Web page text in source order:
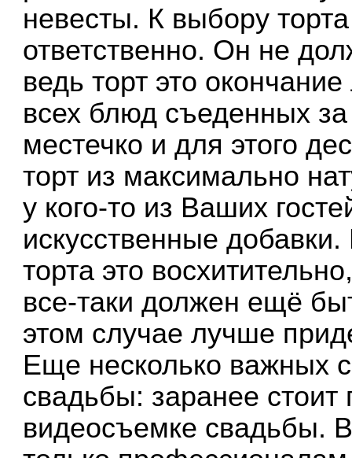
невесты. К выбору
ответственно. Он не
ведь торт это
всех блюд съеденных
местечко и для этого
торт из максимально
у кого-то из Ваших
искусственные
торта это
все-таки должен ещё
этом случае лучше
Еще несколько важных
свадьбы: заранее стоит
видеосъемке свадьбы.